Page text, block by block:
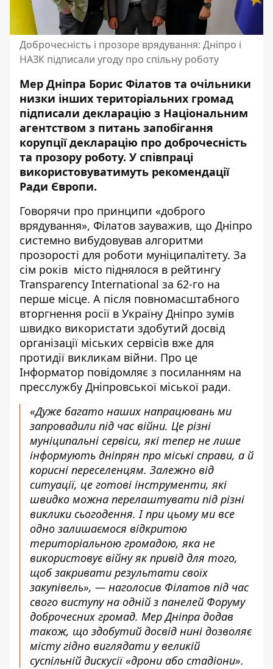
Доброчесність і прозоре врядування: Дніпро і
НАЗК підписали угоду про спільну роботу
Мер Дніпра Борис Філатов та очільники
низки інших територіальних громад
підписали декларацію з Національним
агентством з питань запобігання
корупції декларацію про доброчесність
та прозору роботу. У співпраці
використовуватимуть рекомендації
Ради Європи.
Говорячи про принципи «доброго
врядування», Філатов зауважив, що Дніпро
системно вибудовував алгоритми
прозорості для роботи муніципалітету. За
сім років місто піднялося в рейтингу
Transparency International за 62-го на
перше місце. А після повномасштабного
вторгнення росії в Україну Дніпро зумів
швидко використати здобутий досвід
організації міських сервісів вже для
протидії викликам війни. Про це
Інформатор повідомляє з посиланням на
пресслужбу Дніпровської міської ради.
«Дуже багато наших напрацювань ми
запровадили під час війни. Це різні
муніципальні сервіси, які тепер не лише
інформують дніпрян про міські справи, а й
корисні переселенцям. Залежно від
ситуації, це готові інструменти, які
швидко можна перелаштувати під різні
виклики сьогодення. І при цьому ми все
одно залишаємося відкритою
територіальною громадою, яка не
використовує війну як привід для того,
щоб закривати результати своїх
закупівель», — наголосив Філатов під час
свого виступу на одній з панелей Форуму
доброчесних громад. Мер Дніпра додав
також, що здобутий досвід нині дозволяє
місту гідно виглядати у великій
суспільній дискусії «дрони або стадіони».